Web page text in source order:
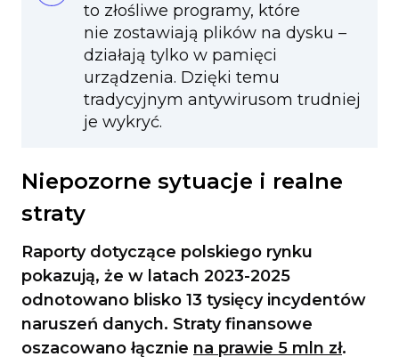
to złośliwe programy, które
nie zostawiają plików na dysku –
działają tylko w pamięci
urządzenia. Dzięki temu
tradycyjnym antywirusom trudniej
je wykryć.
Niepozorne sytuacje i realne
straty
Raporty dotyczące polskiego rynku
pokazują, że w latach 2023-2025
odnotowano blisko 13 tysięcy incydentów
naruszeń danych. Straty finansowe
oszacowano łącznie na prawie 5 mln zł.